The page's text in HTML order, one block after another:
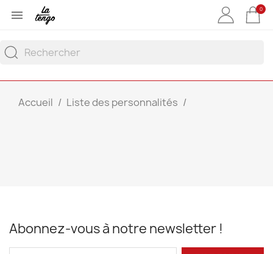
 0
Accueil Liste des personnalités
Abonnez-vous à notre newsletter !